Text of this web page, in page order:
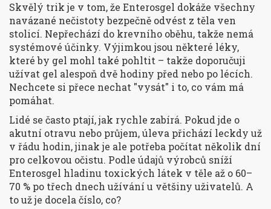
Skvělý trik je v tom, že Enterosgel dokáže všechny
navázané nečistoty bezpečně odvést z těla ven
stolicí. Nepřechází do krevního oběhu, takže nemá
systémové účinky. Výjimkou jsou některé léky,
které by gel mohl také pohltit – takže doporučuji
užívat gel alespoň dvě hodiny před nebo po lécích.
Nechcete si přece nechat "vysát" i to, co vám má
pomáhat.
Lidé se často ptají, jak rychle zabírá. Pokud jde o
akutní otravu nebo průjem, úleva přichází leckdy už
v řádu hodin, jinak je ale potřeba počítat několik dní
pro celkovou očistu. Podle údajů výrobců sníží
Enterosgel hladinu toxických látek v těle až o 60–
70 % po třech dnech užívání u většiny uživatelů. A
to už je docela číslo, co?